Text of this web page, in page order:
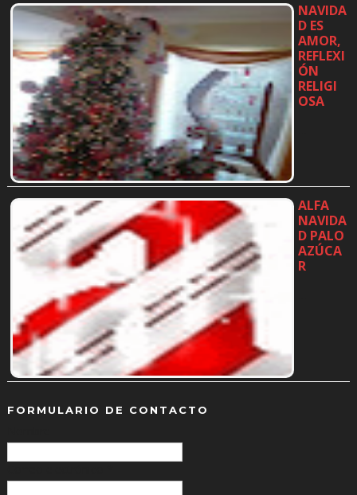
NAVIDA
D ES
AMOR,
REFLEXI
ÓN
RELIGI
OSA
ALFA
NAVIDA
D PALO
AZÚCA
R
FORMULARIO DE CONTACTO